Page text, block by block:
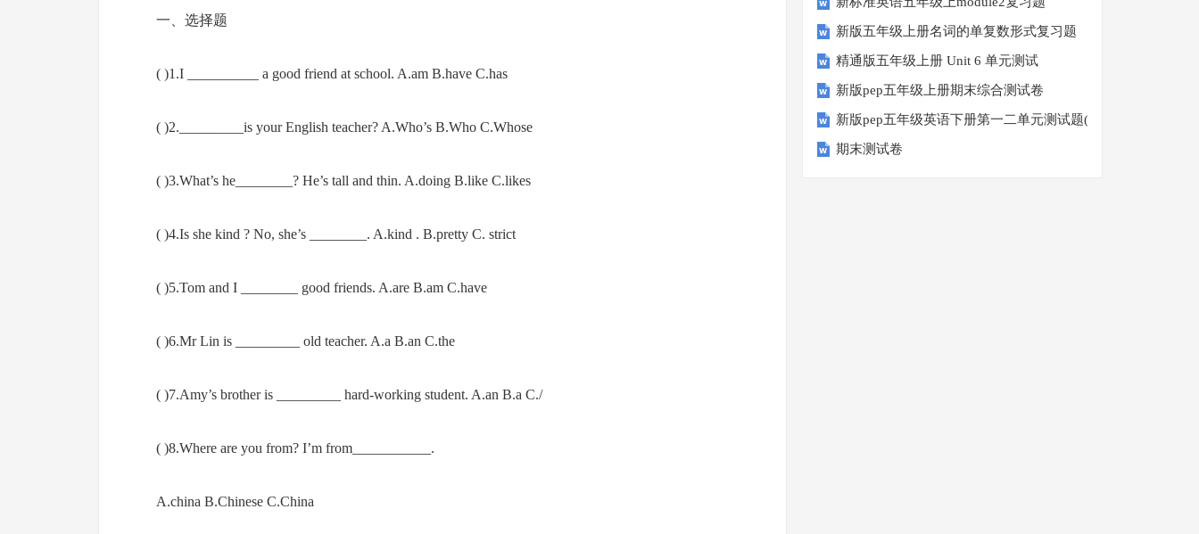
一、选择题
( )1.I __________ a good friend at school. A.am B.have C.has
( )2._________is your English teacher? A.Who’s B.Who C.Whose
( )3.What’s he________? He’s tall and thin. A.doing B.like C.likes
( )4.Is she kind ? No, she’s ________. A.kind . B.pretty C. strict
( )5.Tom and I ________ good friends. A.are B.am C.have
( )6.Mr Lin is _________ old teacher. A.a B.an C.the
( )7.Amy’s brother is _________ hard-working student. A.an B.a C./
( )8.Where are you from? I’m from___________.
A.china B.Chinese C.China
新版五年级上册名词的单复数形式复习题
精通版五年级上册 Unit 6 单元测试
新版pep五年级上册期末综合测试卷
新版pep五年级英语下册第一二单元测试题(Unit1-Unit2)
期末测试卷